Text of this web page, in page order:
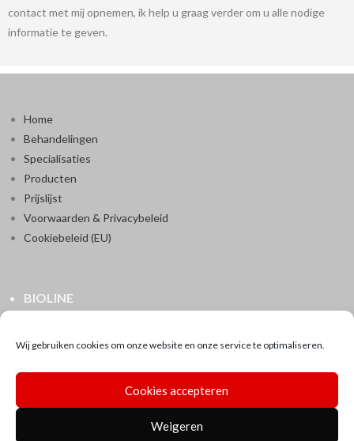
Wij gebruiken cookies om onze website en onze service te optimaliseren.
Cookies accepteren
Weigeren
contact met mij opnemen, ik help u graag verder om u alle nodige
informatie te geven.
Home
Behandelingen
Specialisaties
Producten
Prijslijst
Voorwaarden & Privacybeleid
Cookiebeleid (EU)
BIOLINE
2520 Ranst
instituutbioline@pandora.be
BTW BE0525 516 207